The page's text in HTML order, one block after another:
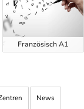
Französisch A1
News